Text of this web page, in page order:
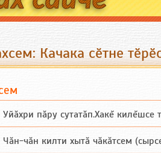
Качака сӗтне
Уйăхри пăру сутатăп.Хакĕ килĕшсе
Чăн-чăн килти хытă чăкăтсем